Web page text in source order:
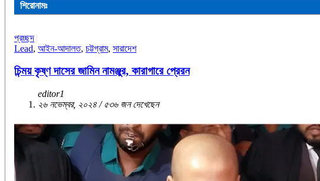
শিরোনামঃ
প্রচ্ছদ
Lead, আইন-আদালত, চট্টগ্রাম, সারাদেশ
চিন্ময় কৃষ্ণ দাসের জামিন নামঞ্জুর, কারাগারে প্রেরন
editor1
২৬ নভেম্বর, ২০২৪ / ৫৩৬ জন দেখেছেন